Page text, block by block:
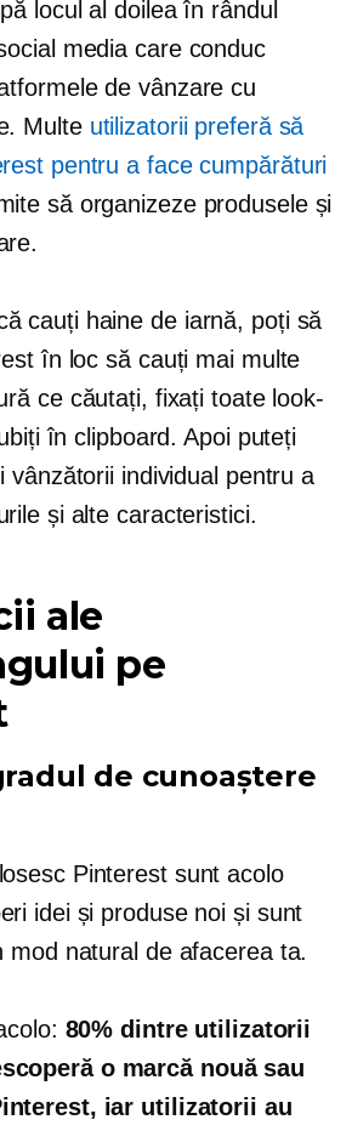
locul al doilea în rândul
media care conduc
de vânzare cu
Multe utilizatorii preferă să
pentru a face cumpărături
să organizeze produsele și
cauți haine de iarnă, poți să
în loc să cauți mai multe
ce căutați, fixați toate look-
în clipboard. Apoi puteți
vânzătorii individual pentru a
și alte caracteristici.
ale
pe
de cunoaștere
Pinterest sunt acolo
idei și produse noi și sunt
mod natural de afacerea ta.
80% dintre utilizatorii
o marcă nouă sau
iar utilizatorii au